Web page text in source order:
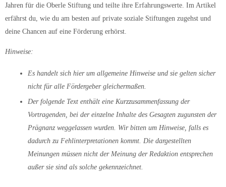
Jahren für die Oberle Stiftung und teilte ihre Erfahrungswerte. Im Artikel
erfährst du, wie du am besten auf private soziale Stiftungen zugehst und
deine Chancen auf eine Förderung erhörst.
Hinweise:
Es handelt sich hier um allgemeine Hinweise und sie gelten sicher
nicht für alle Fördergeber gleichermaßen.
Der folgende Text enthält eine Kurzzusammenfassung der
Vortragenden, bei der einzelne Inhalte des Gesagten zugunsten der
Prägnanz weggelassen wurden. Wir bitten um Hinweise, falls es
dadurch zu Fehlinterpretationen kommt. Die dargestellten
Meinungen müssen nicht der Meinung der Redaktion entsprechen
außer sie sind als solche gekennzeichnet.